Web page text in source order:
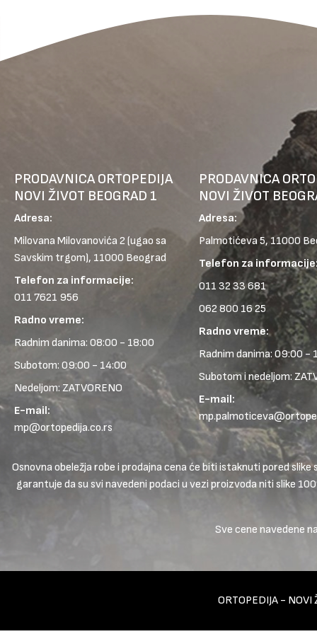
PRODAVNICA ORTOPEDIJA
NOVI ŽIVOT BEOGRAD 1
Adresa:
Milovana Milovanovića 2 (ugao sa
Savskim trgom), 11000 Beograd
Telefon za informacije:
011 7621 956
Radno vreme:
Radnim danima: 08:00 - 18:00
Subotom: 09:00 - 14:00
Nedeljom: ZATVORENO
E-mail:
mp@ortopedija.co.rs
PRODAVNICA
NOVI ŽIVOT
Adresa:
Palmotićeva 5, 11000
Telefon za
011 32 33 681
062 800 16 25
Radno vreme:
Radnim danima: 09:00 -
Subotom i nedeljom:
E-mail:
Osnovna obeležja robe i prodajna cena će biti istaknuti pored
garantuje da su svi navedeni podaci u vezi proizvoda niti slike
Sve cene navedene
ORTOPEDIJA -